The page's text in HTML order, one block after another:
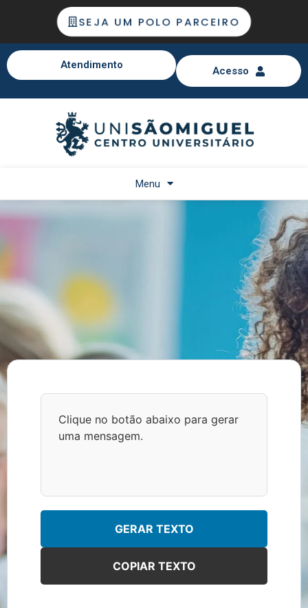
SEJA UM POLO PARCEIRO
Atendimento Acesso
Menu
Clique no botão abaixo para gerar
uma mensagem.
GERAR TEXTO
COPIAR TEXTO